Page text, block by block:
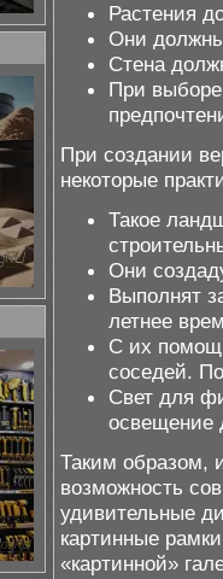
Растения
Они
Стена
При
При создании
некоторые
Такое
Они
Выполнят
летнее
С их
соседей.
Свет для
освещение
Таким образом,
возможность
удивительные
картинные
«картинной»